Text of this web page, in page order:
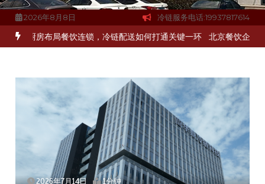
2026年8月8日 冷链服务电话:19937817614
食材流通难题？ 杭州中央厨房布局餐饮连锁，冷链配送如何打通关键
2026年7月14日 1分钟